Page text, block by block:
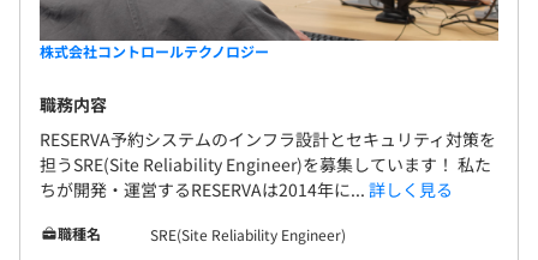
株式会社コントロールテクノロジー
職務内容
RESERVA予約システムのインフラ設計とセキュリティ対策を
担うSRE(Site Reliability Engineer)を募集しています！ 私た
ちが開発・運営するRESERVAは2014年に... 詳しく見る
職種名
SRE(Site Reliability Engineer)